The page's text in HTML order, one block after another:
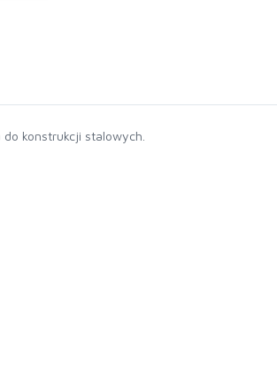
konstrukcji stalowych.